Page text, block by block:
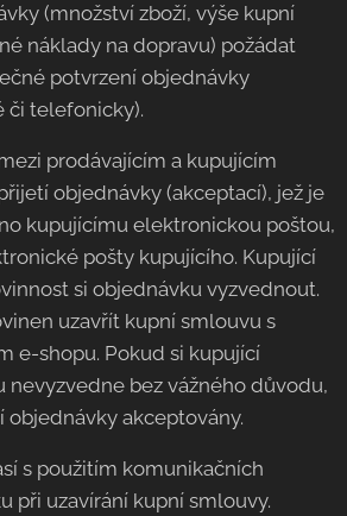
(množství zboží, výše kupní
náklady na dopravu) požádat
potvrzení objednávky
či telefonicky).
prodávajícím a kupujícím
objednávky (akceptací), jež je
kupujícímu elektronickou poštou,
pošty kupujícího. Kupující
si objednávku vyzvednout.
uzavřít kupní smlouvu s
e-shopu. Pokud si kupující
nevyzvedne bez vážného důvodu,
objednávky akceptovány.
s použitím komunikačních
při uzavírání kupní smlouvy.